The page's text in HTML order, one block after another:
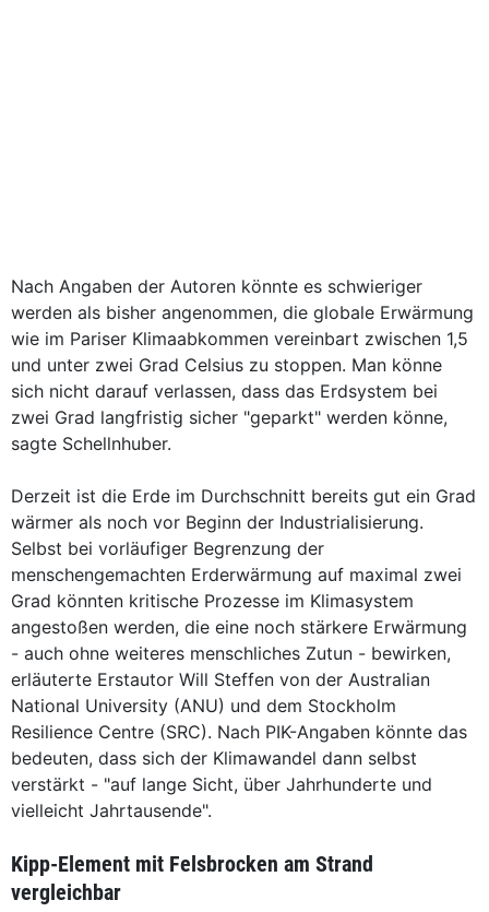
Nach Angaben der Autoren könnte es schwieriger
werden als bisher angenommen, die globale Erwärmung
wie im Pariser Klimaabkommen vereinbart zwischen 1,5
und unter zwei Grad Celsius zu stoppen. Man könne
sich nicht darauf verlassen, dass das Erdsystem bei
zwei Grad langfristig sicher "geparkt" werden könne,
sagte Schellnhuber.
Derzeit ist die Erde im Durchschnitt bereits gut ein Grad
wärmer als noch vor Beginn der Industrialisierung.
Selbst bei vorläufiger Begrenzung der
menschengemachten Erderwärmung auf maximal zwei
Grad könnten kritische Prozesse im Klimasystem
angestoßen werden, die eine noch stärkere Erwärmung
- auch ohne weiteres menschliches Zutun - bewirken,
erläuterte Erstautor Will Steffen von der Australian
National University (ANU) und dem Stockholm
Resilience Centre (SRC). Nach PIK-Angaben könnte das
bedeuten, dass sich der Klimawandel dann selbst
verstärkt - "auf lange Sicht, über Jahrhunderte und
vielleicht Jahrtausende".
Kipp-Element mit Felsbrocken am Strand
vergleichbar